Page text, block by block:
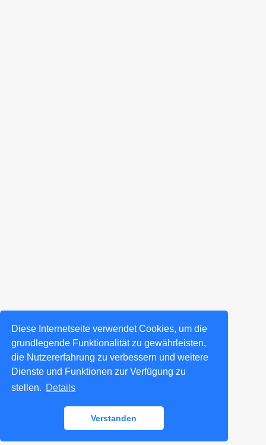
Diese Internetseite verwendet Cookies, um die
grundlegende Funktionalität zu gewährleisten,
die Nutzererfahrung zu verbessern und weitere
Dienste und Funktionen zur Verfügung zu
stellen. Details
Verstanden